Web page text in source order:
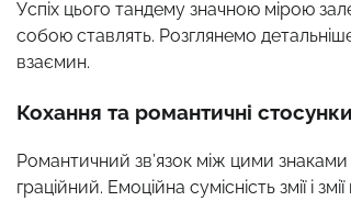
Успіх цього тандему значною мірою
собою ставлять. Розглянемо
взаємин.
Кохання та романтичні стосунки
Романтичний зв’язок між цими
граційний. Емоційна сумісність змії і